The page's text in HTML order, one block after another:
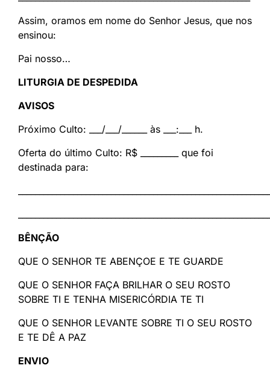
Assim, oramos em nome do Senhor Jesus, que nos
ensinou:
Pai nosso…
LITURGIA DE DESPEDIDA
AVISOS
Próximo Culto: ___/___/______ às ___:___ h.
Oferta do último Culto: R$ _________ que foi
destinada para:
BÊNÇÃO
QUE O SENHOR TE ABENÇOE E TE GUARDE
QUE O SENHOR FAÇA BRILHAR O SEU ROSTO
SOBRE TI E TENHA MISERICÓRDIA TE TI
QUE O SENHOR LEVANTE SOBRE TI O SEU ROSTO
E TE DÊ A PAZ
ENVIO